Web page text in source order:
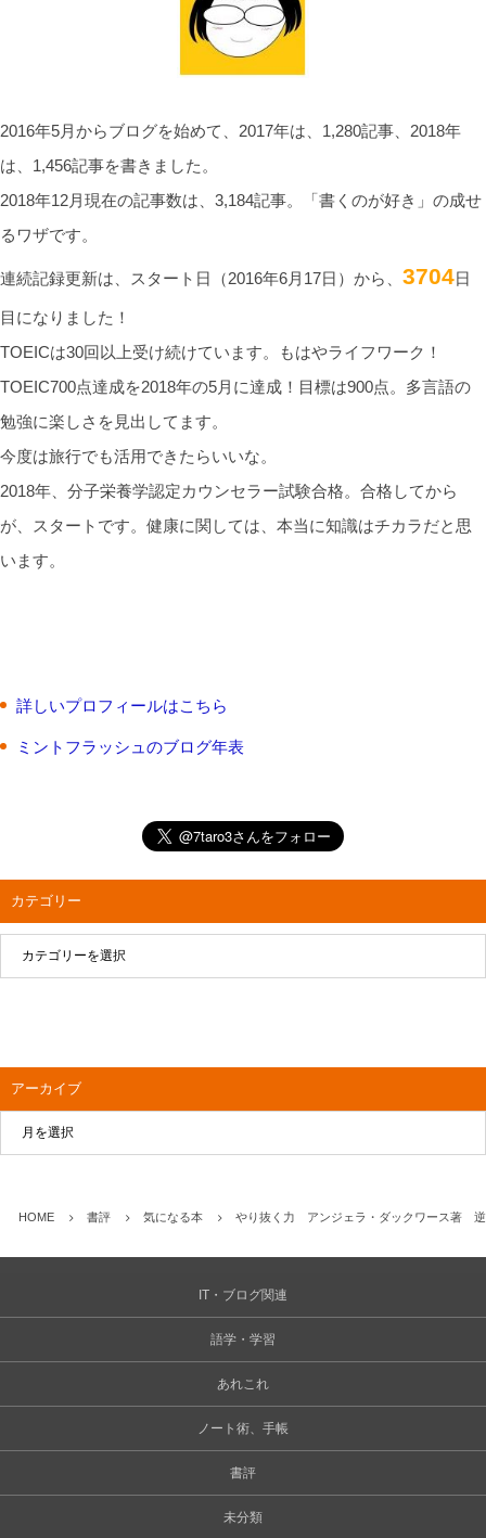
2016年5月からブログを始めて、2017年は、1,280記事、2018年
は、1,456記事を書きました。
2018年12月現在の記事数は、3,184記事。「書くのが好き」の成せ
るワザです。
連続記録更新は、スタート日（2016年6月17日）から、 3704日
目になりました！
TOEICは30回以上受け続けています。もはやライフワーク！
TOEIC700点達成を2018年の5月に達成！目標は900点。多言語の
勉強に楽しさを見出してます。
今度は旅行でも活用できたらいいな。
2018年、分子栄養学認定カウンセラー試験合格。合格してから
が、スタートです。健康に関しては、本当に知識はチカラだと思
います。
詳しいプロフィールはこちら
ミントフラッシュのブログ年表
カテゴリー
アーカイブ
HOME 書評 気になる本 やり抜く力 アンジェラ・ダックワース著 逆
IT・ブログ関連
語学・学習
あれこれ
ノート術、手帳
書評
未分類